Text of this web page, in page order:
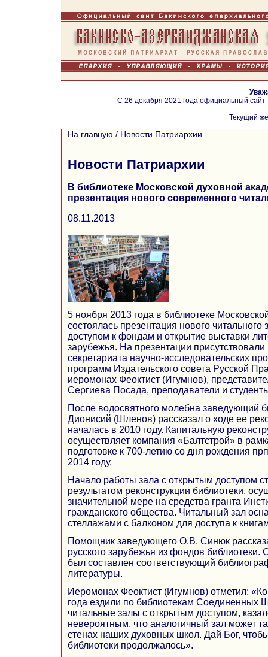
С 26 декабря 2021 года официальный
Текущий
На главную / Новости Патриархии
Новости Патриархии
В библиотеке Московской духовной
презентация нового современного
08.11.2013
5 ноября 2013 года в библиотеке
состоялась презентация нового
доступом к фондам и открытие выставки
зарубежья. На презентации присутствовали
секретариата научно-исследовательских
программ Издательского совета Русской
иеромонах Феоктист (Игумнов),
Сергиева Посада, преподаватели и
После водосвятного молебна заведующий
Дионисий (Шленов) рассказал о ходе ее
началась в 2010 году. Капитальную
осуществляет компания «Балтстрой» в
подготовке к 700-летию со дня рождения
2014 году.
Начало работы зала с открытым доступом
результатом реконструкции библиотеки,
значительной мере на средства гранта
гражданского общества. Читальный зал
стеллажами с балконом для доступа к
Помощник заведующего О.В. Синюк
русского зарубежья из фондов библиотеки.
был составлен соответствующий
литературы.
Иеромонах Феоктист (Игумнов) отметил:
года ездили по библиотекам Соединенных
читальные залы с открытым доступом,
невероятным, что аналогичный зал может
стенах наших духовных школ. Дай Бог,
библиотеки продолжалось».